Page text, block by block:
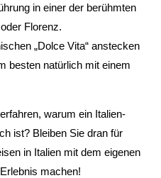
in einer der berühmten
Florenz.
„Dolce Vita“ anstecken
besten natürlich mit einem
warum ein Italien-
ist? Bleiben Sie dran für
in Italien mit dem eigenen
machen!